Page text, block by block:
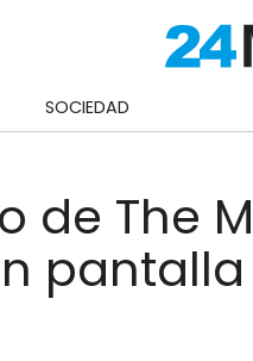
SOCIEDAD
de The